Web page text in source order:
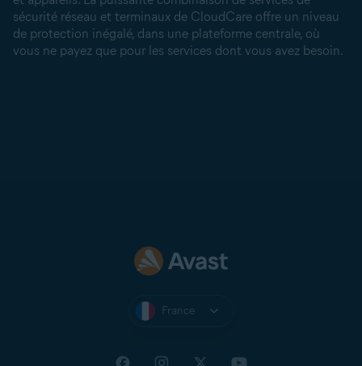
sécurité réseau et terminaux de CloudCare offre un niveau
de protection inégalé, dans une plateforme centrale, où
vous ne payez que pour les services dont vous avez besoin.
France